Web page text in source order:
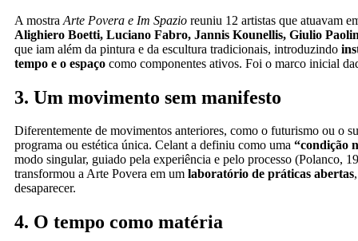
A mostra Arte Povera e Im Spazio reuniu 12 artistas que atuavam
Alighiero Boetti, Luciano Fabro, Jannis Kounellis, Giulio
que iam além da pintura e da escultura tradicionais, introduzindo
tempo e o espaço como componentes ativos. Foi o marco inicial
3. Um movimento sem manifesto
Diferentemente de movimentos anteriores, como o futurismo ou o
programa ou estética única. Celant a definiu como uma “condição
modo singular, guiado pela experiência e pelo processo (Polanco,
transformou a Arte Povera em um laboratório de práticas abertas
desaparecer.
4. O tempo como matéria